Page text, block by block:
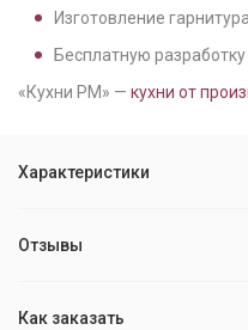
Изготовление
Бесплатную
«Кухни РМ» — кухни от
Характеристики
Отзывы
Как заказать